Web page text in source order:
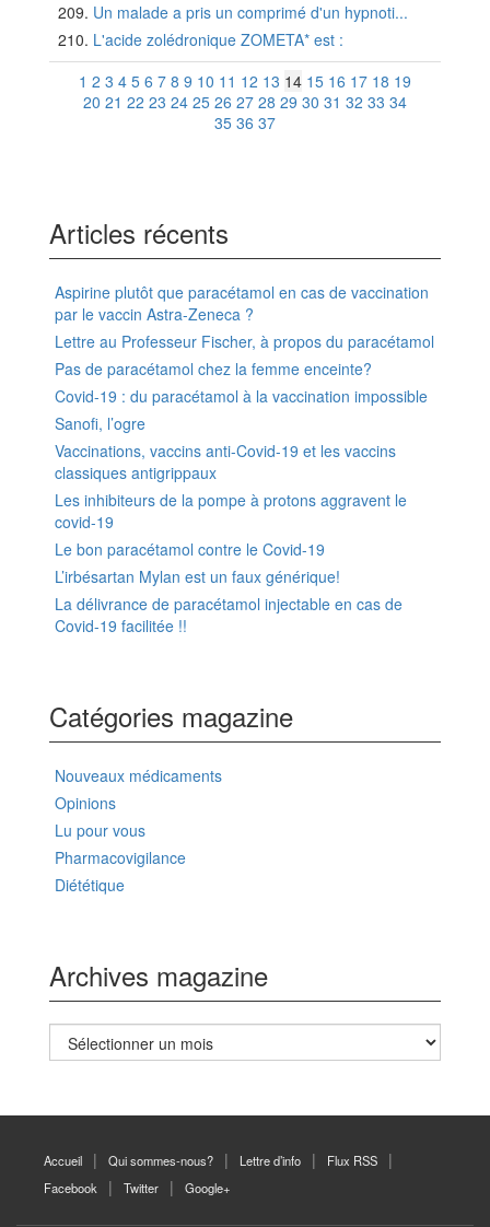
Un malade a pris un comprimé d'un hypnoti...
L'acide zolédronique ZOMETA* est :
1 2 3 4 5 6 7 8 9 10 11 12 13 14 15 16 17 18 19
20 21 22 23 24 25 26 27 28 29 30 31 32 33 34
35 36 37
Articles récents
Aspirine plutôt que paracétamol en cas de vaccination
par le vaccin Astra-Zeneca ?
Lettre au Professeur Fischer, à propos du paracétamol
Pas de paracétamol chez la femme enceinte?
Covid-19 : du paracétamol à la vaccination impossible
Sanofi, l’ogre
Vaccinations, vaccins anti-Covid-19 et les vaccins
classiques antigrippaux
Les inhibiteurs de la pompe à protons aggravent le
covid-19
Le bon paracétamol contre le Covid-19
L’irbésartan Mylan est un faux générique!
La délivrance de paracétamol injectable en cas de
Covid-19 facilitée !!
Catégories magazine
Nouveaux médicaments
Opinions
Lu pour vous
Pharmacovigilance
Diététique
Archives magazine
Archives
magazine
Accueil Qui sommes-nous? Lettre d’info
Flux RSS
Facebook
Twitter Google+